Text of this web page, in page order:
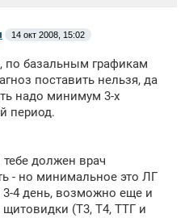
14 окт 2008, 15:02
по базальным графикам
поставить нельзя, да
надо минимум 3-х
период.
должен врач
- но минимальное это ЛГ
4 день, возможно еще и
(Т3, Т4, ТТГ и